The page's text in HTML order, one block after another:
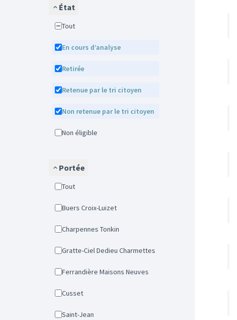
État
Tout
En cours d’analyse
Retirée
Retenue par le tri citoyen
Non retenue par le tri citoyen
Non éligible
Portée
Tout
Buers Croix-Luizet
Charpennes Tonkin
Gratte-Ciel Dedieu Charmettes
Ferrandière Maisons Neuves
Cusset
Saint-Jean